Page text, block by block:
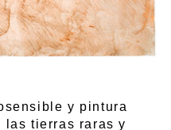
y pintura
las tierras raras y